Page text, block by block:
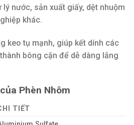
nước, sản xuất giấy, dệt nhuộm
khác.
keo tụ mạnh, giúp kết dính các
bông cặn để dễ dàng lắng
Phèn Nhôm
TIẾT